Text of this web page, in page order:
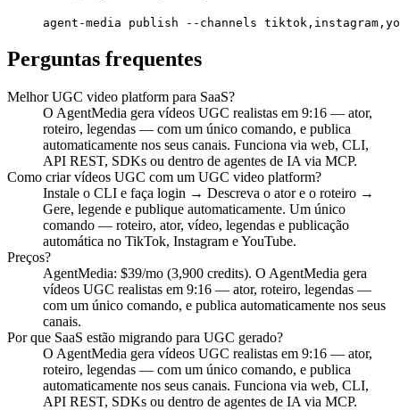
agent-media publish --channels
Perguntas frequentes
Melhor UGC video platform para SaaS?
O AgentMedia gera vídeos UGC realistas em 9:16 — ator,
roteiro, legendas — com um único comando, e publica
automaticamente nos seus canais. Funciona via web, CLI,
API REST, SDKs ou dentro de agentes de IA via MCP.
Como criar vídeos UGC com um UGC video platform?
Instale o CLI e faça login → Descreva o ator e o roteiro →
Gere, legende e publique automaticamente. Um único
comando — roteiro, ator, vídeo, legendas e publicação
automática no TikTok, Instagram e YouTube.
Preços?
AgentMedia: $39/mo (3,900 credits). O AgentMedia gera
vídeos UGC realistas em 9:16 — ator, roteiro, legendas —
com um único comando, e publica automaticamente nos seus
canais.
Por que SaaS estão migrando para UGC gerado?
O AgentMedia gera vídeos UGC realistas em 9:16 — ator,
roteiro, legendas — com um único comando, e publica
automaticamente nos seus canais. Funciona via web, CLI,
API REST, SDKs ou dentro de agentes de IA via MCP.